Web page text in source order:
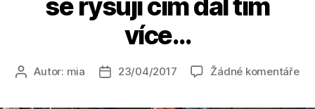
více…
AutorAutor: mia
Datum
23/04/2017 Žádné komentářeu